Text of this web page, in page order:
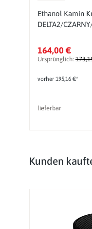
Ethanol Kamin
DELTA2/
164,00 €
Ursprünglich:
vorher 195,16 €*
lieferbar
Produktgalerie
Kunden